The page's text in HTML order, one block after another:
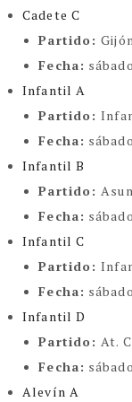
Cadete C
Partido:
Fecha:
Infantil A
Partido:
Fecha:
Infantil B
Partido:
Fecha:
Infantil C
Partido:
Fecha:
Infantil D
Partido:At.
Fecha:
Alevín A